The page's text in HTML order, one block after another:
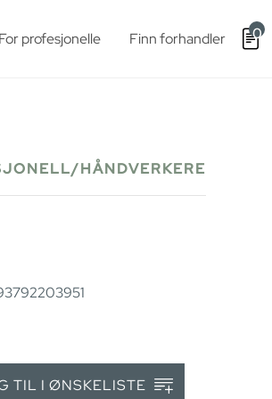
For profesjonelle Finn forhandler 0
HÅNDVERKERE
TIL I ØNSKELISTE